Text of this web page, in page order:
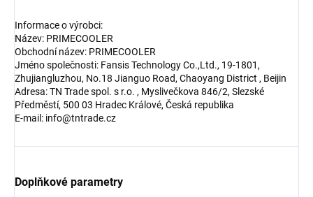
Informace o výrobci:
Název: PRIMECOOLER
Obchodní název: PRIMECOOLER
Jméno společnosti: Fansis Technology Co.,Ltd., 19-1801,
Zhujiangluzhou, No.18 Jianguo Road, Chaoyang District , Beijin
Adresa: TN Trade spol. s r.o. , Myslivečkova 846/2, Slezské
Předměstí, 500 03 Hradec Králové, Česká republika
E-mail: info@tntrade.cz
Doplňkové parametry